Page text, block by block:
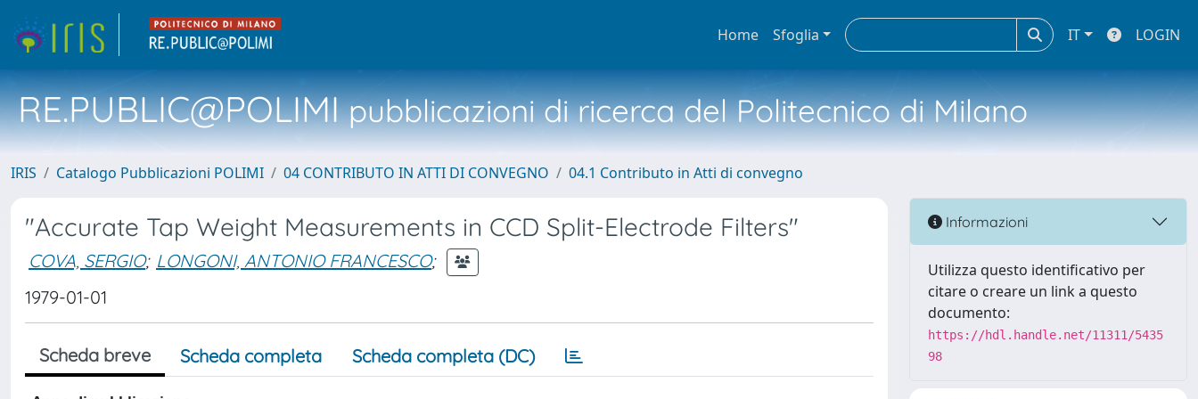
Home Sfoglia IT LOGIN
RE.PUBLIC@POLIMIpubblicazioni di ricerca del Politecnico di Milano
IRIS Catalogo Pubblicazioni POLIMI 04 CONTRIBUTO IN ATTI DI CONVEGNO 04.1 Contributo in Atti di convegno
"Accurate Tap Weight Measurements in CCD Split-Electrode Filters"
COVA, SERGIO; LONGONI, ANTONIO FRANCESCO;
1979-01-01
Scheda breve Scheda completa Scheda completa (DC)
Informazioni
Utilizza questo identificativo per
citare o creare un link a questo
documento:
https://hdl.handle.net/11311/5435
98